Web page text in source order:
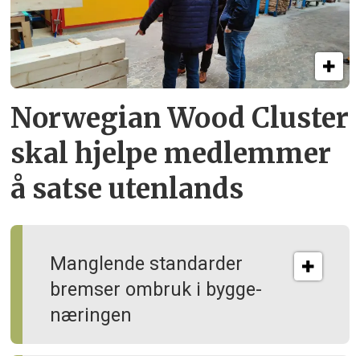
Norwegian Wood Cluster
skal hjelpe medlemmer
å satse utenlands
Manglende standarder
bremser ombruk i bygge­
næringen